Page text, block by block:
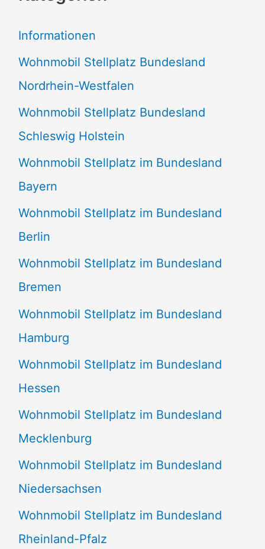
n
n
a
c
h
:
Informationen
Wohnmobil Stellplatz Bundesland
Nordrhein-Westfalen
Wohnmobil Stellplatz Bundesland
Schleswig Holstein
Wohnmobil Stellplatz im Bundesland
Bayern
Wohnmobil Stellplatz im Bundesland
Berlin
Wohnmobil Stellplatz im Bundesland
Bremen
Wohnmobil Stellplatz im Bundesland
Hamburg
Wohnmobil Stellplatz im Bundesland
Hessen
Wohnmobil Stellplatz im Bundesland
Mecklenburg
Wohnmobil Stellplatz im Bundesland
Niedersachsen
Wohnmobil Stellplatz im Bundesland
Rheinland-Pfalz